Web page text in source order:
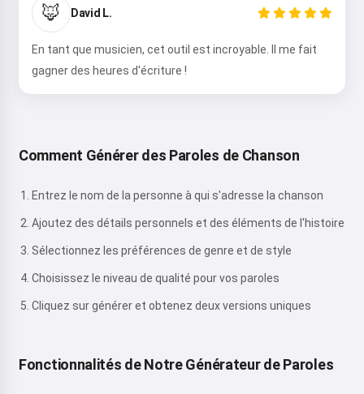
🦊 David L.
En tant que musicien, cet outil est incroyable. Il me fait
gagner des heures d'écriture !
Comment Générer des Paroles de Chanson
Entrez le nom de la personne à qui s'adresse la chanson
Ajoutez des détails personnels et des éléments de l'histoire
Sélectionnez les préférences de genre et de style
Choisissez le niveau de qualité pour vos paroles
Cliquez sur générer et obtenez deux versions uniques
Fonctionnalités de Notre Générateur de Paroles